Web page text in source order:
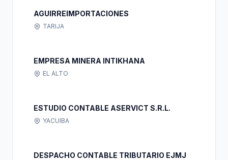
AGUIRREIMPORTACIONES
TARIJA
EMPRESA MINERA INTIKHANA
EL ALTO
ESTUDIO CONTABLE ASERVICT S.R.L.
YACUIBA
DESPACHO CONTABLE TRIBUTARIO EJMJ